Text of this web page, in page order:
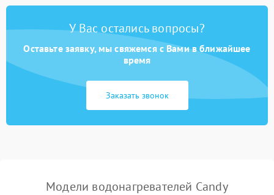
У Вас остались вопросы?
Оставьте заявку, мы свяжемся с Вами в ближайшее
время
Заказать звонок
Модели водонагревателей Candy